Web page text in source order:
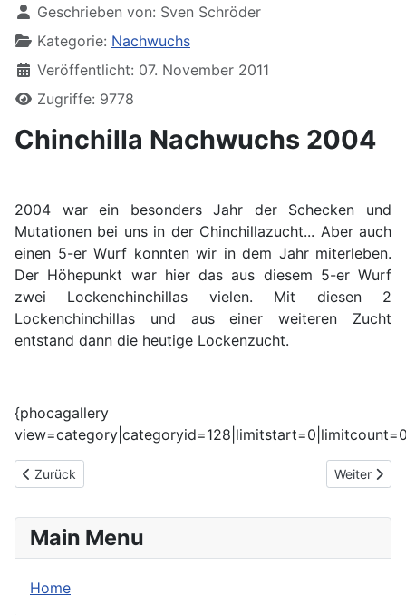
Geschrieben von: Sven Schröder
Kategorie: Nachwuchs
Veröffentlicht: 07. November 2011
Zugriffe: 9778
Chinchilla Nachwuchs 2004
2004 war ein besonders Jahr der Schecken und
Mutationen bei uns in der Chinchillazucht... Aber auch
einen 5-er Wurf konnten wir in dem Jahr miterleben.
Der Höhepunkt war hier das aus diesem 5-er Wurf
zwei Lockenchinchillas vielen. Mit diesen 2
Lockenchinchillas und aus einer weiteren Zucht
entstand dann die heutige Lockenzucht.
{phocagallery
Vorheriger Beitrag: Nachwuchs 2005
Zurück Nächster
Weiter
Main Menu
Home